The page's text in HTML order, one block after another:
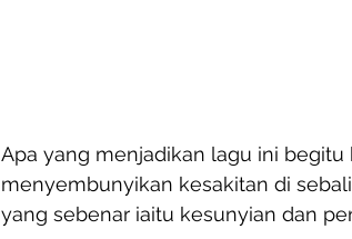
Apa yang menjadikan lagu ini
menyembunyikan kesakitan di
yang sebenar iaitu kesunyian dan